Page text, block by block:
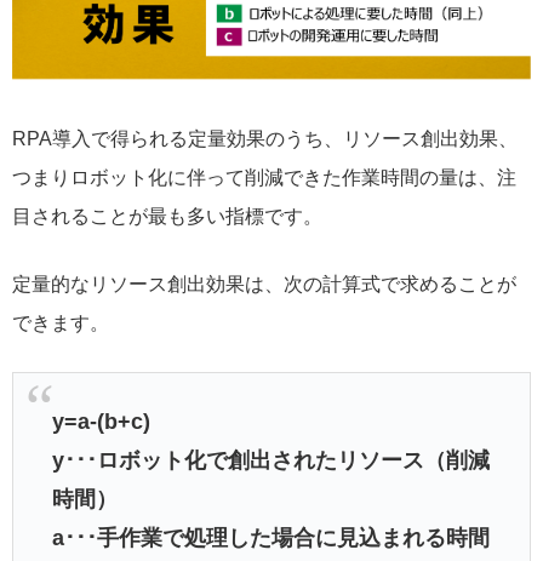
RPA導入で得られる定量効果のうち、リソース創出効果、
つまりロボット化に伴って削減できた作業時間の量は、注
目されることが最も多い指標です。
定量的なリソース創出効果は、次の計算式で求めることが
できます。
y=a-(b+c)
y･･･ロボット化で創出されたリソース（削減
時間）
a･･･手作業で処理した場合に見込まれる時間